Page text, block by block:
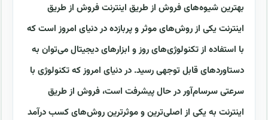
بهترین شیوه‌های فروش از طریق اینترنت فروش از طریق
اینترنت یکی از روش‌های موثر و پربازده در دنیای امروز است که
با استفاده از تکنولوژی‌های روز و ابزارهای دیجیتال می‌توان به
دستاوردهای قابل توجهی رسید. در دنیای امروز که تکنولوژی با
سرعتی سرسام‌آور در حال پیشرفت است، فروش از طریق
اینترنت به یکی از اصلی‌ترین و موثرترین روش‌های کسب درآمد